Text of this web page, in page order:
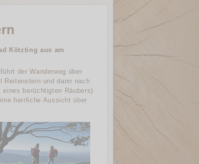
Kötzting aus am
der Wanderweg über
und dann nach
eines berüchtigten Räubers)
herrliche Aussicht über